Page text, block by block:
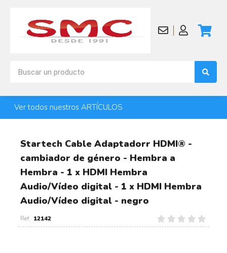
Ver todos nuestros ARTÍCULOS
Startech Cable Adaptadorr HDMI® -
cambiador de género - Hembra a
Hembra - 1 x HDMI Hembra
Audio/Vídeo digital - 1 x HDMI Hembra
Audio/Vídeo digital - negro
12142